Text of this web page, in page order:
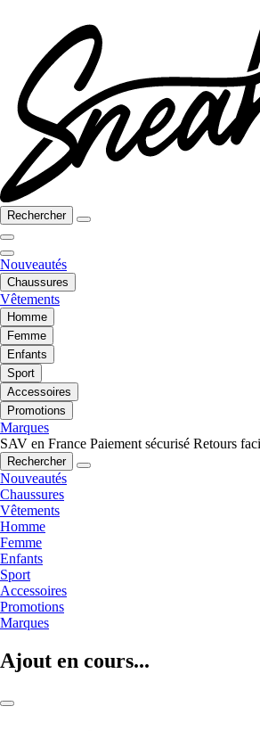
Rechercher
Nouveautés
Chaussures
Vêtements
Homme
Femme
Enfants
Sport
Accessoires
Promotions
Marques
SAV en France Paiement sécurisé Retours
Rechercher
Nouveautés
Chaussures
Vêtements
Homme
Femme
Enfants
Sport
Accessoires
Promotions
Marques
Ajout en cours...